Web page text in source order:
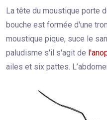
La tête du moustique porte
bouche est formée d'une
moustique pique, suce le
paludisme s'il s'agit de
ailes et six pattes.